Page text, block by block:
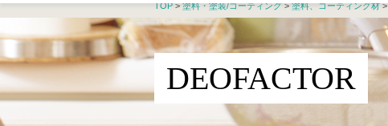
TOP>塗料・塗装/コーティング>塗料、コーティング材>
DEOFACTOR